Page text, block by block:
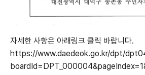
자세한 사항은 아래링크 클릭 바랍니다.
https://www.daedeok.go.kr/dpt/